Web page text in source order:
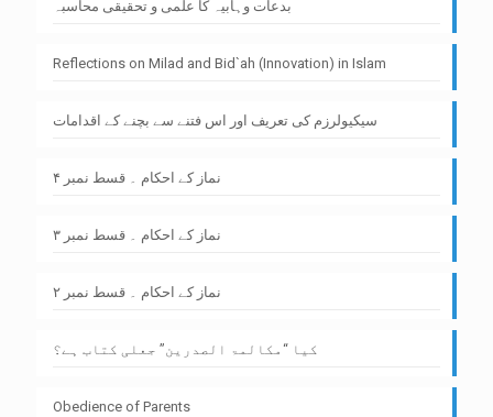
بدعات وہابیہ کا علمی و تحقیقی محاسبہ
Reflections on Milad and Bid`ah (Innovation) in Islam
سیکیولرزم کی تعریف اور اس فتنے سے بچنے کے اقدامات
نماز کے احکام ۔ قسط نمبر ۴
نماز کے احکام ۔ قسط نمبر ۳
نماز کے احکام ۔ قسط نمبر ۲
کیا “مکالمۃ الصدرین” جعلی کتاب ہے؟
Obedience of Parents